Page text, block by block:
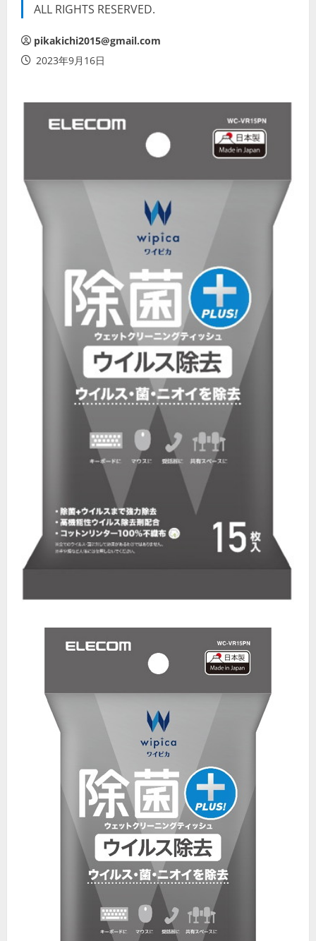
ALL RIGHTS RESERVED.
pikakichi2015@gmail.com
2023年9月16日